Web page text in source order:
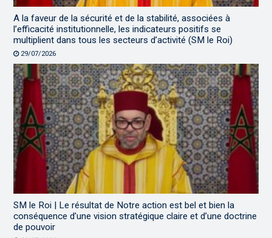
A la faveur de la sécurité et de la stabilité, associées à
l’efficacité institutionnelle, les indicateurs positifs se
multiplient dans tous les secteurs d’activité (SM le Roi)
29/07/2026
SM le Roi | Le résultat de Notre action est bel et bien la
conséquence d’une vision stratégique claire et d’une doctrine
de pouvoir